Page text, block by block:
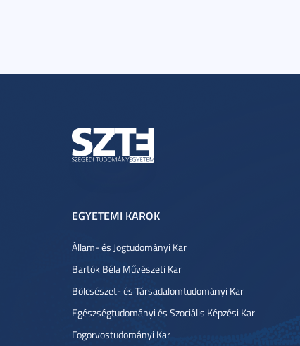
EGYETEMI KAROK
Állam- és Jogtudományi Kar
Bartók Béla Művészeti Kar
Bölcsészet- és Társadalomtudományi Kar
Egészségtudományi és Szociális Képzési Kar
Fogorvostudományi Kar